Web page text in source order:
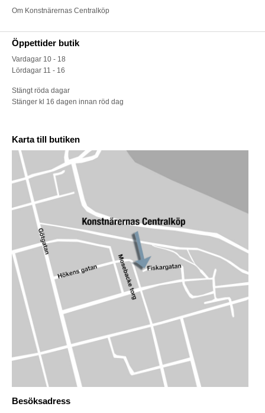
Om Konstnärernas Centralköp
Öppettider butik
Vardagar 10 - 18
Lördagar 11 - 16
Stängt röda dagar
Stänger kl 16 dagen innan röd dag
Karta till butiken
Besöksadress